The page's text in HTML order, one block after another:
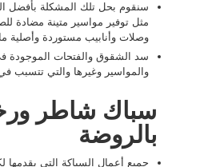
سنقوم بحل تلك المشكلة بأفضل
مثل توفير مواسير متينة مضادة
وصلات وأنابيب مستوردة وأصلية
سد الشقوق والفتحات الموجودة
والمواسير وغيرها والتي تتسبب
سباك شاطر
بالروضة
جميع أعمال السباكة التي يقدمها